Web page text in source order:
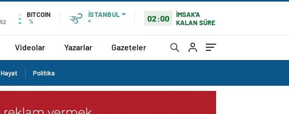
BITCOIN
%
İSTANBUL
°
02:00
İMSAK'A
KALAN SÜRE
Videolar Yazarlar Gazeteler
Hayat Politika